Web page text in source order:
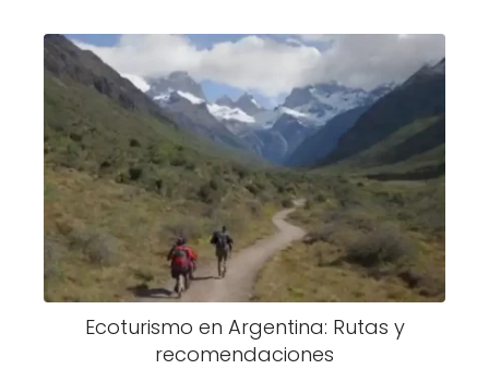
Ecoturismo en Argentina: Rutas y
recomendaciones